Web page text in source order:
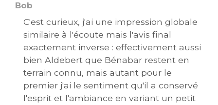
Bob
C'est curieux, j'ai une impression globale
similaire à l'écoute mais l'avis final
exactement inverse : effectivement aussi
bien Aldebert que Bénabar restent en
terrain connu, mais autant pour le
premier j'ai le sentiment qu'il a conservé
l'esprit et l'ambiance en variant un petit